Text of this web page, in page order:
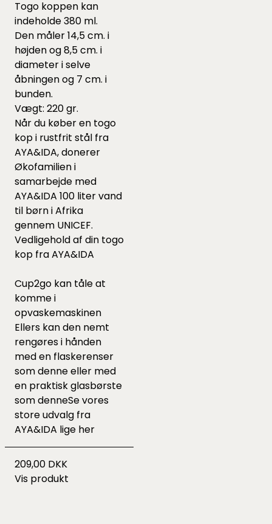
Togo koppen kan
indeholde 380 ml.
Den måler 14,5 cm. i
højden og 8,5 cm. i
diameter i selve
åbningen og 7 cm. i
bunden.
Vægt: 220 gr.
Når du køber en togo
kop i rustfrit stål fra
AYA&IDA, donerer
Økofamilien i
samarbejde med
AYA&IDA 100 liter vand
til børn i Afrika
gennem UNICEF.
Vedligehold af din togo
kop fra AYA&IDA
Cup2go kan tåle at
komme i
opvaskemaskinen
Ellers kan den nemt
rengøres i hånden
med en flaskerenser
somdenneeller med
en praktisk glasbørste
somdenneSe vores
store udvalg fra
AYA&IDA lige her
209,00 DKK
Vis produkt